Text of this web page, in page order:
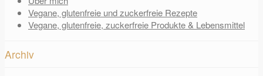
Vegane, glutenfreie und zuckerfreie Rezepte
Vegane, glutenfreie, zuckerfreie Produkte & Lebensmittel
Archiv